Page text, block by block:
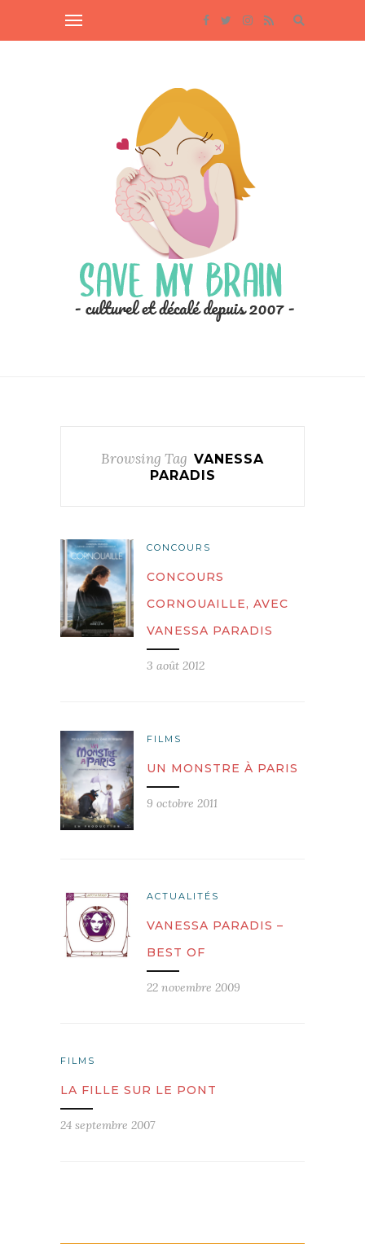
Browsing Tag VANESSA
PARADIS
CONCOURS
CONCOURS
CORNOUAILLE, AVEC
VANESSA PARADIS
3 août 2012
FILMS
UN MONSTRE À PARIS
9 octobre 2011
ACTUALITÉS
VANESSA PARADIS –
BEST OF
22 novembre 2009
FILMS
LA FILLE SUR LE PONT
24 septembre 2007